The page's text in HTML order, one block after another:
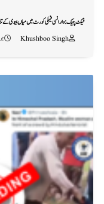
فیکٹ چیک: وارانسی فیملی کورٹ میں میاں بیوی کے
Khushboo Singh